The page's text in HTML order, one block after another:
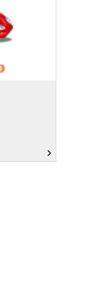
navigate_next